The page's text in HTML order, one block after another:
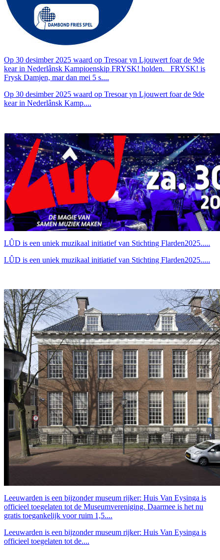
Op 30 desimber 2025 waard op Tresoar yn Ljouwert foar de 9de
kear in Nederlânsk Kampioenskip FRYSK! holden. FRYSK! is
Frysk Damjen, mar dan mei 5 s....
Op 30 desimber 2025 waard op Tresoar yn Ljouwert foar de 9de
kear in Nederlânsk Kamp....
LÛD is een uniek muzikaal initiatief van Stichting Flarden2025.....
LÛD is een uniek muzikaal initiatief van Stichting Flarden2025.....
Leeuwarden is een bijzonder museum rijker: Huis Van Eysinga is
officieel toegelaten tot de Museumvereniging. Daarmee is het nu
gratis toegankelijk voor ruim 1,5....
Leeuwarden is een bijzonder museum rijker: Huis Van Eysinga is
officieel toegelaten tot de....